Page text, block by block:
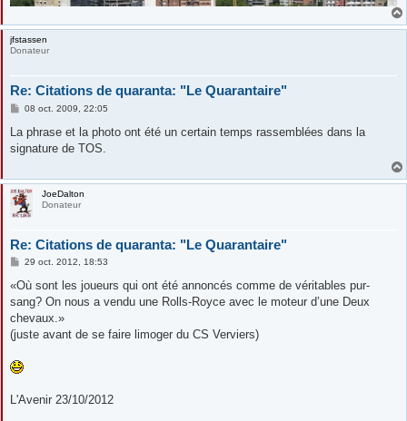
jfstassen
Donateur
Re: Citations de quaranta: "Le Quarantaire"
M
s
a
08 oct. 2009, 22:05
La phrase et la photo ont été un certain temps rassemblées dans la
signature de TOS.
JoeDalton
Donateur
Re: Citations de quaranta: "Le Quarantaire"
M
s
a
g
29 oct. 2012, 18:53
«Où sont les joueurs qui ont été annoncés comme de véritables pur-
sang? On nous a vendu une Rolls-Royce avec le moteur d’une Deux
chevaux.»
(juste avant de se faire limoger du CS Verviers)
L'Avenir 23/10/2012